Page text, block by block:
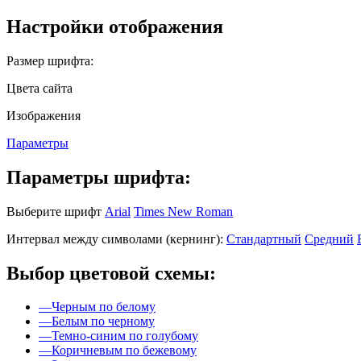
Настройки отображения
Размер шрифта:
Цвета сайта
Изображения
Параметры
Параметры шрифта:
Выберите шрифт Arial Times New Roman
Интервал между символами (кернинг): Стандартный Средний
Выбор цветовой схемы:
—Черным по белому
—Белым по черному
—Темно-синим по голубому
—Коричневым по бежевому